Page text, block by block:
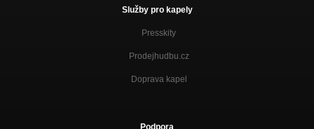
Služby pro kapely
Presskity
Prodejhudbu.cz
Doprava kapel
Podpora